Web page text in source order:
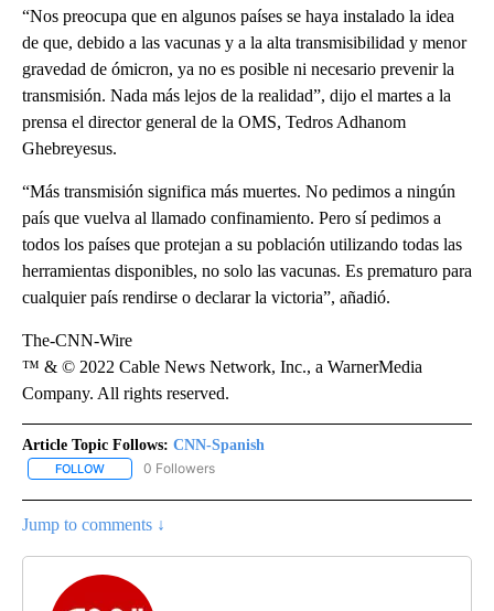
“Nos preocupa que en algunos países se haya instalado la idea
de que, debido a las vacunas y a la alta transmisibilidad y menor
gravedad de ómicron, ya no es posible ni necesario prevenir la
transmisión. Nada más lejos de la realidad”, dijo el martes a la
prensa el director general de la OMS, Tedros Adhanom
Ghebreyesus.
“Más transmisión significa más muertes. No pedimos a ningún
país que vuelva al llamado confinamiento. Pero sí pedimos a
todos los países que protejan a su población utilizando todas las
herramientas disponibles, no solo las vacunas. Es prematuro para
cualquier país rendirse o declarar la victoria”, añadió.
The-CNN-Wire
™ & © 2022 Cable News Network, Inc., a WarnerMedia
Company. All rights reserved.
Article Topic Follows: CNN-Spanish
FOLLOW FOLLOW "CNN-SPANISH" TO RECEIVE NOTIFICATIONS ABOUT
0 Followers
Jump to comments ↓